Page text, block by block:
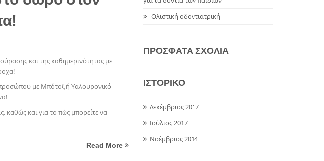
και της καθημερινότητας με
με Μπότοξ ή Υαλουρονικό
καθώς και για το πώς μπορείτε να
Read More
Ολιστική οδοντιατρική
ΠΡΟΣΦΑΤΑ ΣΧΟΛΙΑ
ΙΣΤΟΡΙΚΟ
Δεκέμβριος 2017
Ιούλιος 2017
Νοέμβριος 2014